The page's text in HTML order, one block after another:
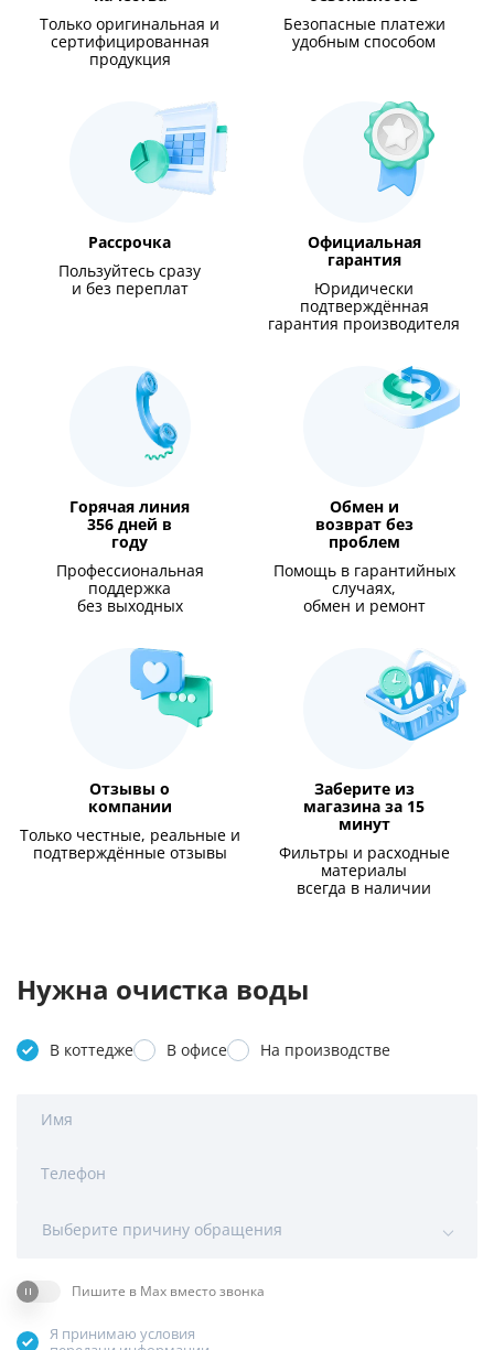
Только оригинальная и
сертифицированная
продукция
Безопасные платежи
удобным способом
Рассрочка
Пользуйтесь сразу
и без переплат
Официальная
гарантия
Юридически
подтверждённая
гарантия производителя
Горячая линия
356 дней в
году
Профессиональная
поддержка
без выходных
Обмен и
возврат без
проблем
Помощь в гарантийных
случаях,
обмен и ремонт
Отзывы о
компании
Только честные, реальные и
подтверждённые отзывы
Заберите из
магазина за 15
минут
Фильтры и расходные
материалы
всегда в наличии
Нужна очистка воды
В коттедже В офисе На производстве
Имя
Телефон
Выберите причину обращения
Пишите в Max вместо звонка
Я принимаю условия